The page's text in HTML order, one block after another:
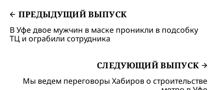
ПРЕДЫДУЩИЙ ВЫПУСК
В Уфе двое мужчин в маске проникли в подсобку
ТЦ и ограбили сотрудника
СЛЕДУЮЩИЙ ВЫПУСК
Мы ведем переговоры Хабиров о строительстве